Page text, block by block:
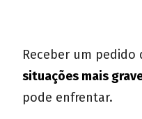
Receber um pedido
situações mais
pode enfrentar.